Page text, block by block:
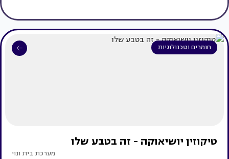
חומרים וטכנולוגיות
טיקוזין יושיאוקה - זה בטבע שלו
מערכת בית ונוי